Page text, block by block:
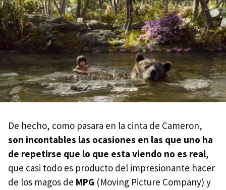
De hecho, como pasara en la cinta de Cameron,
son incontables las ocasiones en las que uno ha
de repetirse que lo que esta viendo no es real,
que casi todo es producto del impresionante hacer
de los magos de MPG (Moving Picture Company) y